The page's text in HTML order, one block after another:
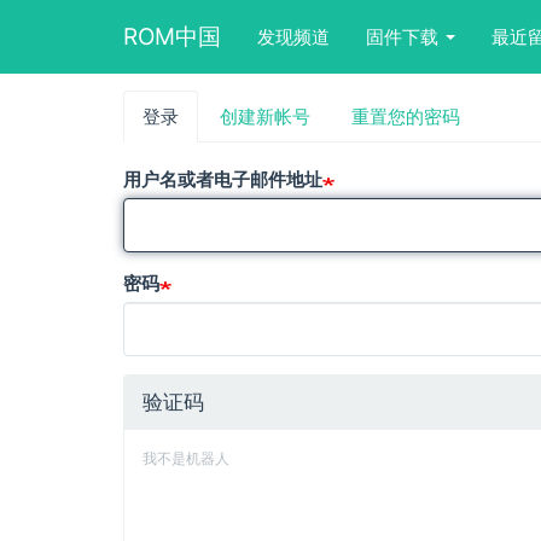
ROM中国
Main
navigation
发现频道 固件下载 最近
User
account
menu
Search
form
block
主
标
登录
标
签）
创建新帐号 重置您的密码
用户名或者电子邮件地址
密码
验证码
我不是机器人